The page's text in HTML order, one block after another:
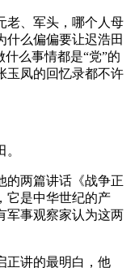
老、军头，哪个人母
什么偏偏要让迟浩田
么事情都是“党”的
玉凤的回忆录都不许
的两篇讲话《战争正
它是中华世纪的产
军事观察家认为这两
正讲的最明白，他